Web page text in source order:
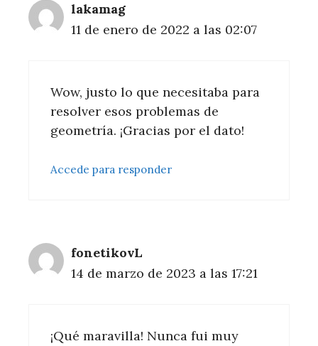
lakamag
11 de enero de 2022 a las 02:07
Wow, justo lo que necesitaba para
resolver esos problemas de
geometría. ¡Gracias por el dato!
Accede para responder
fonetikovL
14 de marzo de 2023 a las 17:21
¡Qué maravilla! Nunca fui muy